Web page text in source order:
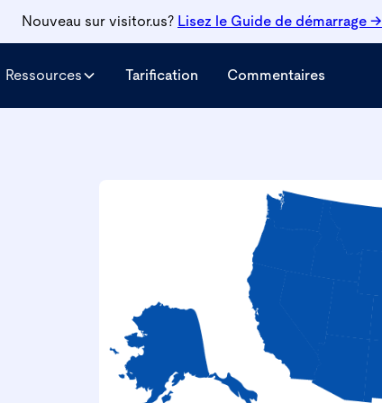
Nouveau sur visitor.us? Lisez le Guide de démarrage →
Ressources Tarification Commentaires